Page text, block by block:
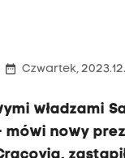
date_range Czwartek,
władzami
nowy